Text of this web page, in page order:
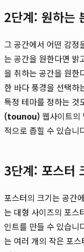
2단계: 원하는
그 공간에서 어떤 감정
는 공간을 원한다면 밝
을 취하는 공간을 원한
한 바다 풍경을 선택
특정 테마를 정하는 것
(tounou) 웹사이트의
적으로 좁힐 수 있습니
3단계: 포스터
포스터의 크기는 공간
는 대형 사이즈의 포스
인트를 만들 수 있습니
는 여러 개의 작은 포